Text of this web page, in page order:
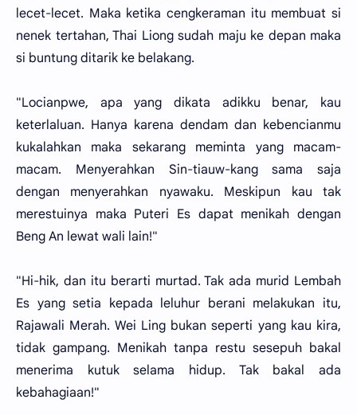
lecet-lecet. Maka ketika cengkeraman itu membuat si
nenek tertahan, Thai Liong sudah maju ke depan maka
si buntung ditarik ke belakang.
"Locianpwe, apa yang dikata adikku benar, kau
keterlaluan. Hanya karena dendam dan kebencianmu
kukalahkan maka sekarang meminta yang macam-
macam. Menyerahkan Sin-tiauw-kang sama saja
dengan menyerahkan nyawaku. Meskipun kau tak
merestuinya maka Puteri Es dapat menikah dengan
Beng An lewat wali lain!"
"Hi-hik, dan itu berarti murtad. Tak ada murid Lembah
Es yang setia kepada leluhur berani melakukan itu,
Rajawali Merah. Wei Ling bukan seperti yang kau kira,
tidak gampang. Menikah tanpa restu sesepuh bakal
menerima kutuk selama hidup. Tak bakal ada
kebahagiaan!"